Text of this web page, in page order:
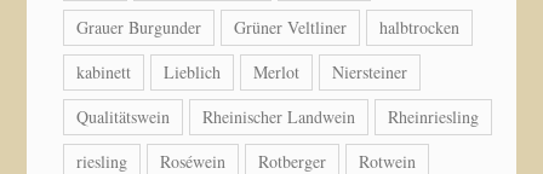
Grauer Burgunder
Grüner Veltliner
halbtrocken
kabinett
Lieblich Merlot
Niersteiner
Qualitätswein
Rheinischer Landwein
Rheinriesling
riesling
Roséwein Rotberger
Rotwein